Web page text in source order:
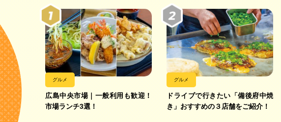
グルメ
広島中央市場｜一般利用も歓迎！
市場ランチ3選！
グルメ
ドライブで行きたい「備後府中焼
き」おすすめの３店舗をご紹介！